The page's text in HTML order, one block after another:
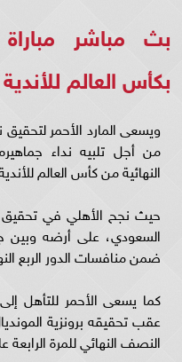
بث مباشر
بكأس العالم للأندية
ويسعى المارد الأحمر لتحقيق
من أجل تلبيه نداء جماهيره
النهائية من كأس العالم للأندية
حيث نجح الأهلي في تحقيق
السعودي، على أرضه وبين
ضمن منافسات الدور الربع
كما يسعى الأحمر للتأهل إلى
النصف النهائي للمرة